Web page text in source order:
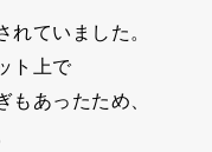
れていました。
ト上で
もあったため、